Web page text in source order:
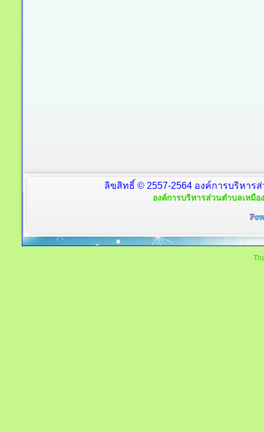
ลิขสิทธิ์ © 2557-2564 องค์การบริหาร
องค์การบริหารส่วนตำบลเหมือ